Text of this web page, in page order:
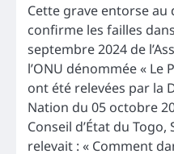
Cette grave entorse
confirme les failles
septembre 2024 de
l’ONU dénommée « Le
ont été relevées par la
Nation du 05 octobre
Conseil d’État du Togo,
relevait : « Comment